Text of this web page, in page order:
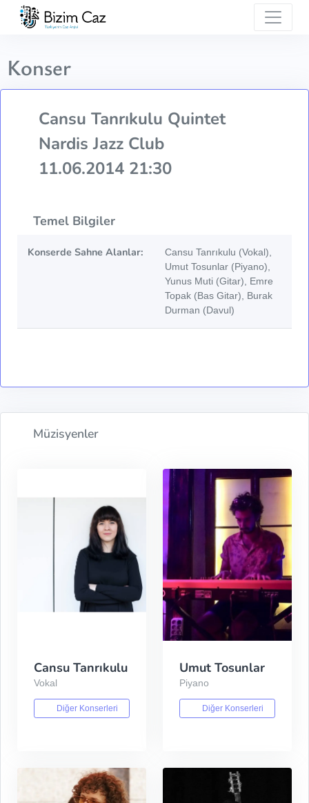
Konser
Cansu Tanrıkulu Quintet
Nardis Jazz Club
11.06.2014 21:30
Temel Bilgiler
Konserde Sahne Alanlar:
Cansu Tanrıkulu (Vokal),
Umut Tosunlar (Piyano),
Yunus Muti (Gitar), Emre
Topak (Bas Gitar), Burak
Durman (Davul)
Müzisyenler
Cansu Tanrıkulu
Vokal
Diğer Konserleri
Umut Tosunlar
Piyano
Diğer Konserleri